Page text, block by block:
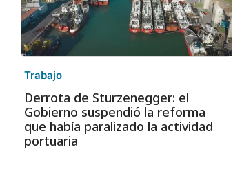
Trabajo
Derrota de Sturzenegger: el
Gobierno suspendió la reforma
que había paralizado la actividad
portuaria